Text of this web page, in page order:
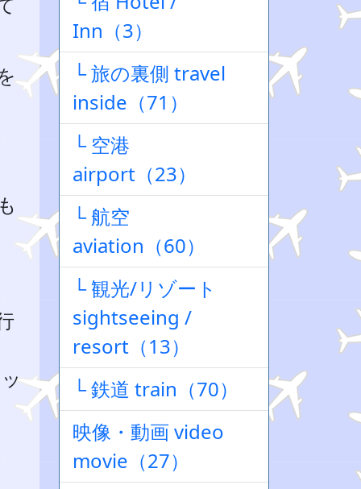
Inn（3）
└ 旅の裏側 travel
inside（71）
└ 空港
airport（23）
└ 航空
aviation（60）
└ 観光/リゾート
sightseeing /
resort（13）
└ 鉄道 train（70）
映像・動画 video
movie（27）